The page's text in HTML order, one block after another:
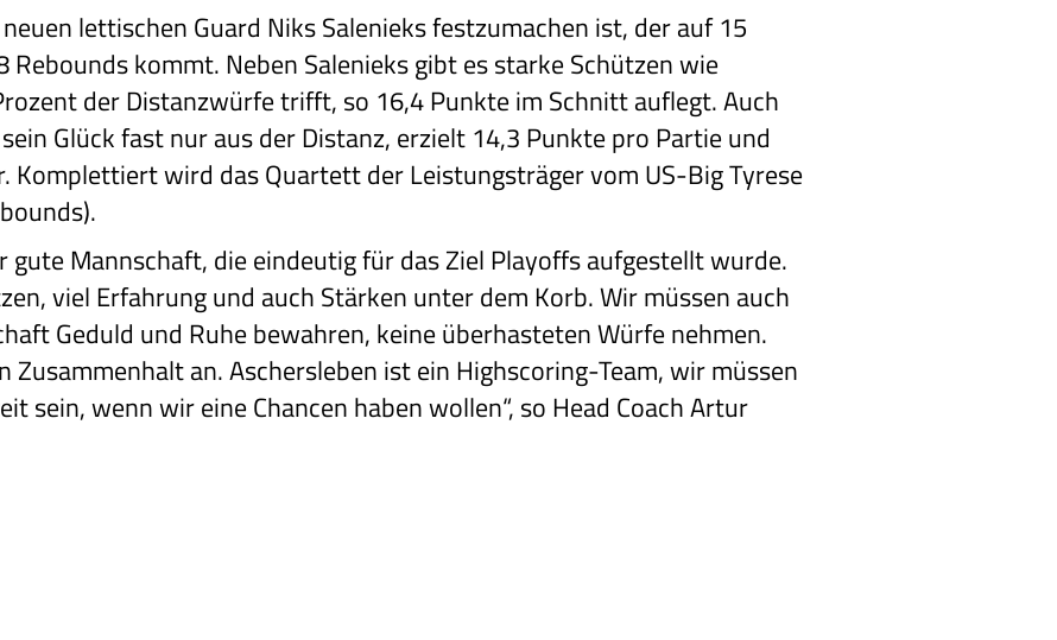
lettischen Guard Niks Salenieks festzumachen ist, der auf 15
Rebounds kommt. Neben Salenieks gibt es starke Schützen wie
der Distanzwürfe trifft, so 16,4 Punkte im Schnitt auflegt. Auch
Glück fast nur aus der Distanz, erzielt 14,3 Punkte pro Partie und
Komplettiert wird das Quartett der Leistungsträger vom US-Big Tyrese
gute Mannschaft, die eindeutig für das Ziel Playoffs aufgestellt wurde.
viel Erfahrung und auch Stärken unter dem Korb. Wir müssen auch
Geduld und Ruhe bewahren, keine überhasteten Würfe nehmen.
Zusammenhalt an. Aschersleben ist ein Highscoring-Team, wir müssen
sein, wenn wir eine Chancen haben wollen“, so Head Coach Artur